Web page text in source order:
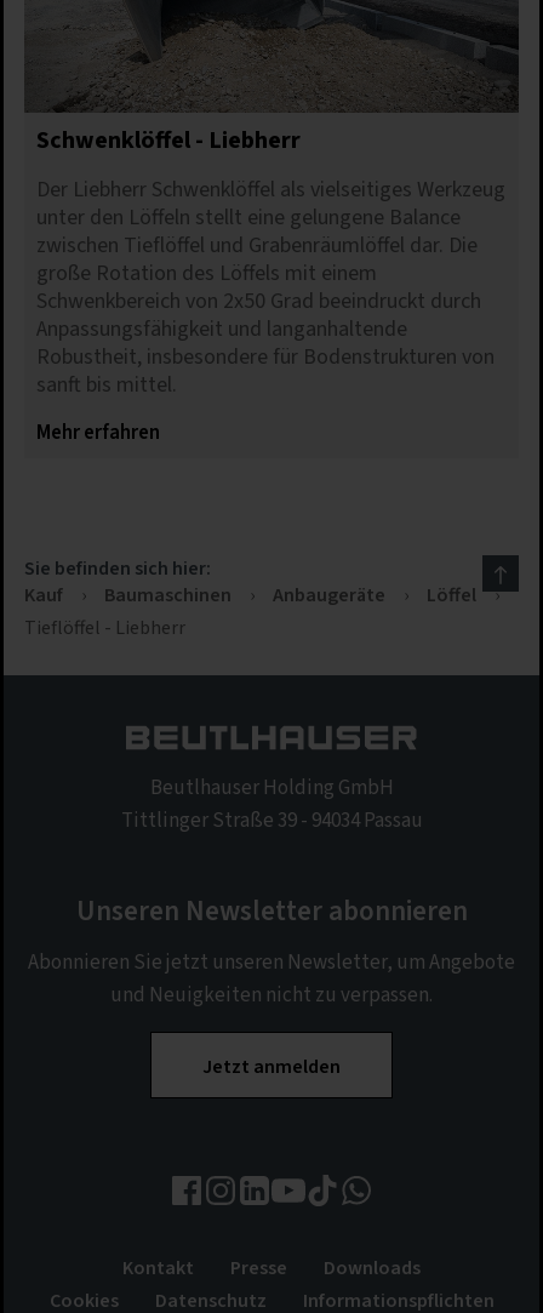
Schwenklöffel - Liebherr
Der Liebherr Schwenklöffel als vielseitiges Werkzeug
unter den Löffeln stellt eine gelungene Balance
zwischen Tieflöffel und Grabenräumlöffel dar. Die
große Rotation des Löffels mit einem
Schwenkbereich von 2x50 Grad beeindruckt durch
Anpassungsfähigkeit und langanhaltende
Robustheit, insbesondere für Bodenstrukturen von
sanft bis mittel.
Mehr erfahren
Sie befinden sich hier:
Kauf
› Baumaschinen › Anbaugeräte › Löffel
›
Tieflöffel - Liebherr
Beutlhauser Holding GmbH
Tittlinger Straße 39 - 94034 Passau
Unseren Newsletter abonnieren
Abonnieren Sie jetzt unseren Newsletter, um Angebote
und Neuigkeiten nicht zu verpassen.
Jetzt anmelden
Kontakt Presse
Downloads
Cookies
Datenschutz Informationspflichten